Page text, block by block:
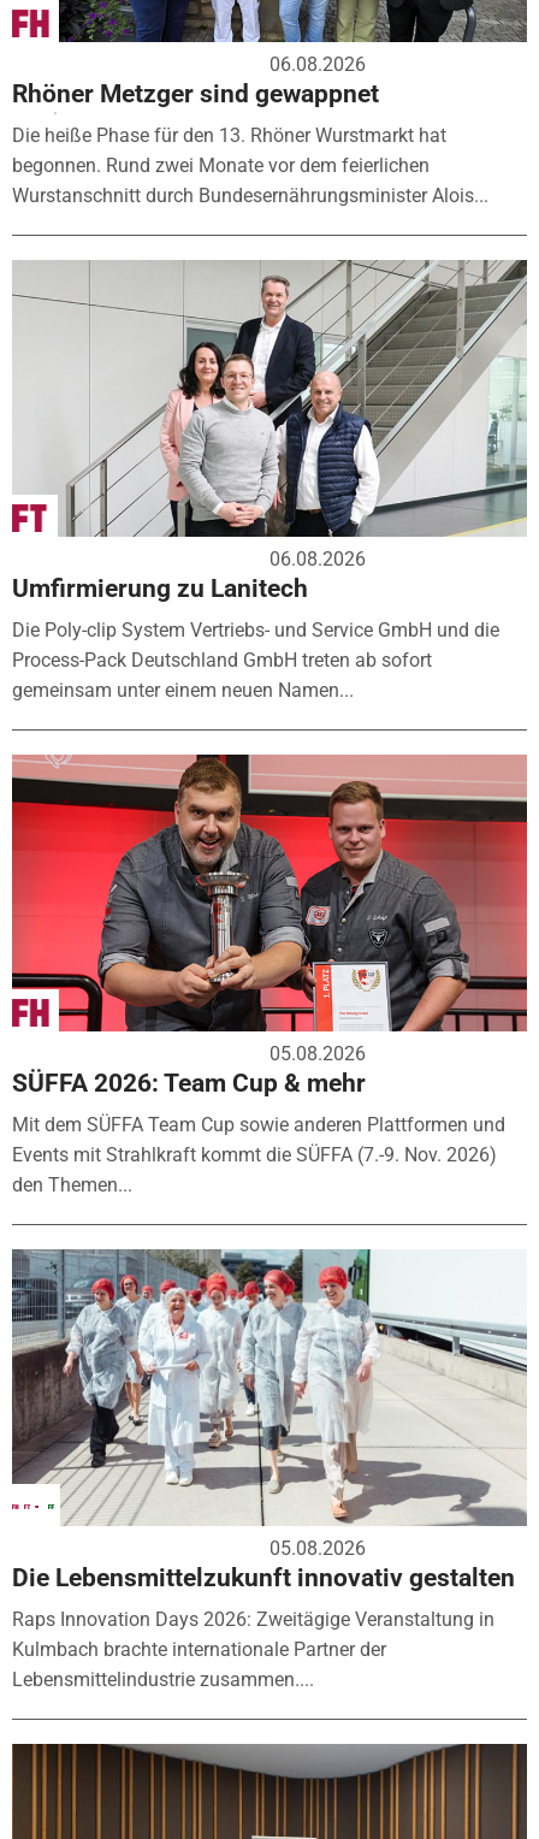
06.08.2026
Rhöner Metzger sind gewappnet
Die heiße Phase für den 13. Rhöner Wurstmarkt hat
begonnen. Rund zwei Monate vor dem feierlichen
Wurstanschnitt durch Bundesernährungsminister Alois...
06.08.2026
Umfirmierung zu Lanitech
Die Poly-clip System Vertriebs- und Service GmbH und die
Process-Pack Deutschland GmbH treten ab sofort
gemeinsam unter einem neuen Namen...
05.08.2026
SÜFFA 2026: Team Cup & mehr
Mit dem SÜFFA Team Cup sowie anderen Plattformen und
Events mit Strahlkraft kommt die SÜFFA (7.-9. Nov. 2026)
den Themen...
05.08.2026
Die Lebensmittelzukunft innovativ gestalten
Raps Innovation Days 2026: Zweitägige Veranstaltung in
Kulmbach brachte internationale Partner der
Lebensmittelindustrie zusammen....